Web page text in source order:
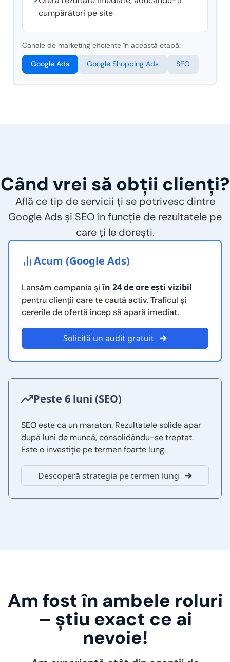
cumpărători pe site
Canale de marketing eficiente în această etapă:
Google Ads
Google Shopping Ads SEO
Când vrei să obții clienți?
Află ce tip de servicii ți se potrivesc dintre
Google Ads și SEO în funcție de rezultatele pe
care ți le dorești.
Peste 6 luni (SEO)
SEO este ca un maraton. Rezultatele solide apar
după luni de muncă, consolidându-se treptat.
Este o investiție pe termen foarte lung.
Descoperă strategia pe termen lung
Acum (Google Ads)
Lansăm campania șiîn 24 de ore ești vizibil
pentru clienții care te caută activ. Traficul și
cererile de ofertă încep să apară imediat.
Solicită un audit gratuit
Am fost în ambele roluri
– știu exact ce ai
nevoie!